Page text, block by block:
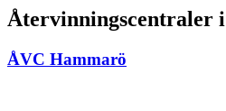
Återvinningscentraler i
ÅVC Hammarö